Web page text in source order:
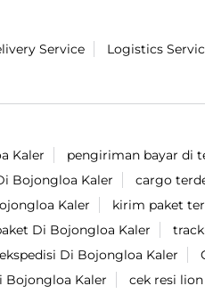
Service Logistics
Kaler pengiriman bayar di
Bojongloa Kaler cargo
Kaler kirim paket
Di Bojongloa Kaler
Di Bojongloa Kaler
Bojongloa Kaler cek resi